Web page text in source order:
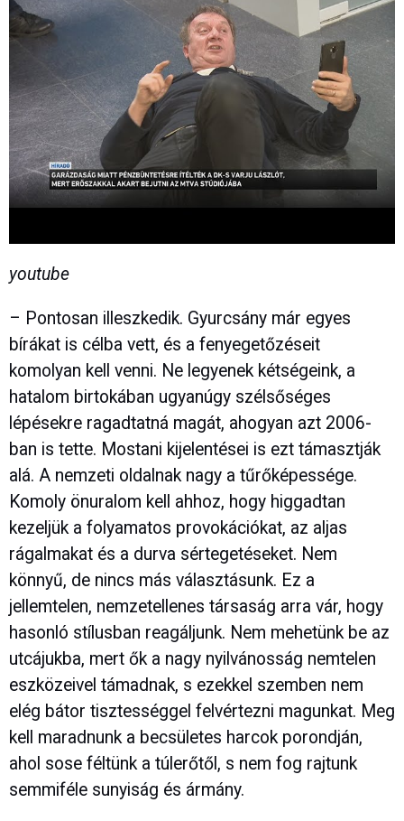
youtube
– Pontosan illeszkedik. Gyurcsány már egyes
bírákat is célba vett, és a fenyegetőzéseit
komolyan kell venni. Ne legyenek kétségeink, a
hatalom birtokában ugyanúgy szélsőséges
lépésekre ragadtatná magát, ahogyan azt 2006-
ban is tette. Mostani kijelentései is ezt támasztják
alá. A nemzeti oldalnak nagy a tűrőképessége.
Komoly önuralom kell ahhoz, hogy higgadtan
kezeljük a folyamatos provokációkat, az aljas
rágalmakat és a durva sértegetéseket. Nem
könnyű, de nincs más választásunk. Ez a
jellemtelen, nemzetellenes társaság arra vár, hogy
hasonló stílusban reagáljunk. Nem mehetünk be az
utcájukba, mert ők a nagy nyilvánosság nemtelen
eszközeivel támadnak, s ezekkel szemben nem
elég bátor tisztességgel felvértezni magunkat. Meg
kell maradnunk a becsületes harcok porondján,
ahol sose féltünk a túlerőtől, s nem fog rajtunk
semmiféle sunyiság és ármány.